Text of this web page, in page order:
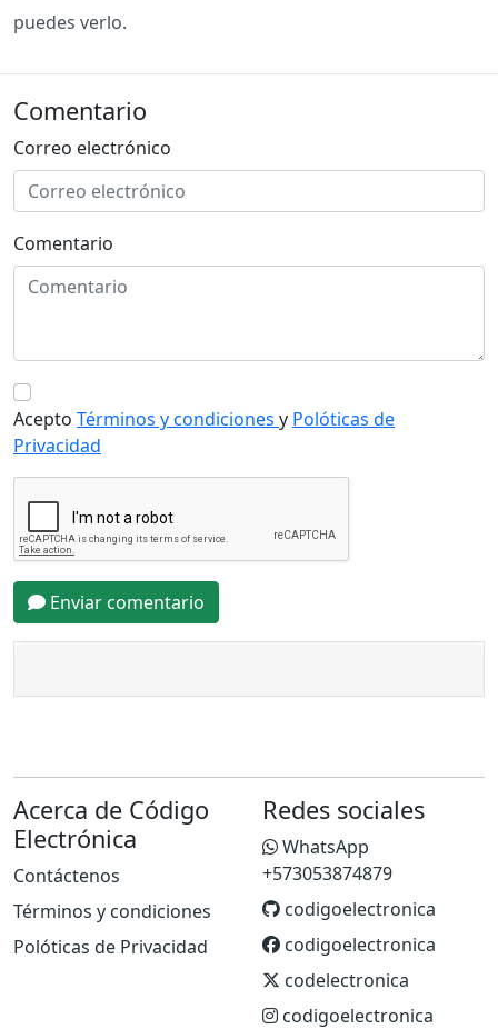
puedes verlo.
Comentario
Correo electrónico
Comentario
Acepto Términos y condiciones y Polóticas de
Privacidad
Enviar comentario
Acerca de Código
Electrónica
Contáctenos
Términos y condiciones
Polóticas de Privacidad
Redes sociales
WhatsApp
+573053874879
codigoelectronica
codigoelectronica
codelectronica
codigoelectronica